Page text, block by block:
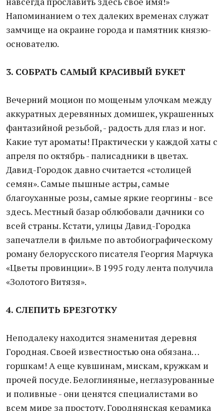
Напоминанием о тех далеких временах служат
замчище на окраине города и памятник князю-
основателю.
3. СОБРАТЬ САМЫЙ КРАСИВЫЙ БУКЕТ
Вечерний моцион по мощеным улочкам между
аккуратных деревянных домишек, украшенных
фантазийной резьбой, - радость для глаз и ног.
Какие тут ароматы! Практически у каждой хаты с
апреля по октябрь - палисадники в цветах.
Давид-Городок давно считается «столицей
семян». Самые пышные астры, самые
благоуханные розы, самые яркие георгины - все
здесь. Местный базар облюбовали дачники со
всей страны. Кстати, улицы Давид-Городка
запечатлели в фильме по автобиографическому
роману белорусского писателя Георгия Марчука
«Цветы провинции». В 1995 году лента получила
«Золотого Витязя».
4. СЛЕПИТЬ БРЕЗГОТКУ
Неподалеку находится знаменитая деревня
Городная. Своей известностью она обязана…
горшкам! А еще кувшинам, мискам, кружкам и
прочей посуде. Белоглиняные, неглазурованные
и поливные - они ценятся специалистами во
всем мире за простоту. Городнянская керамика